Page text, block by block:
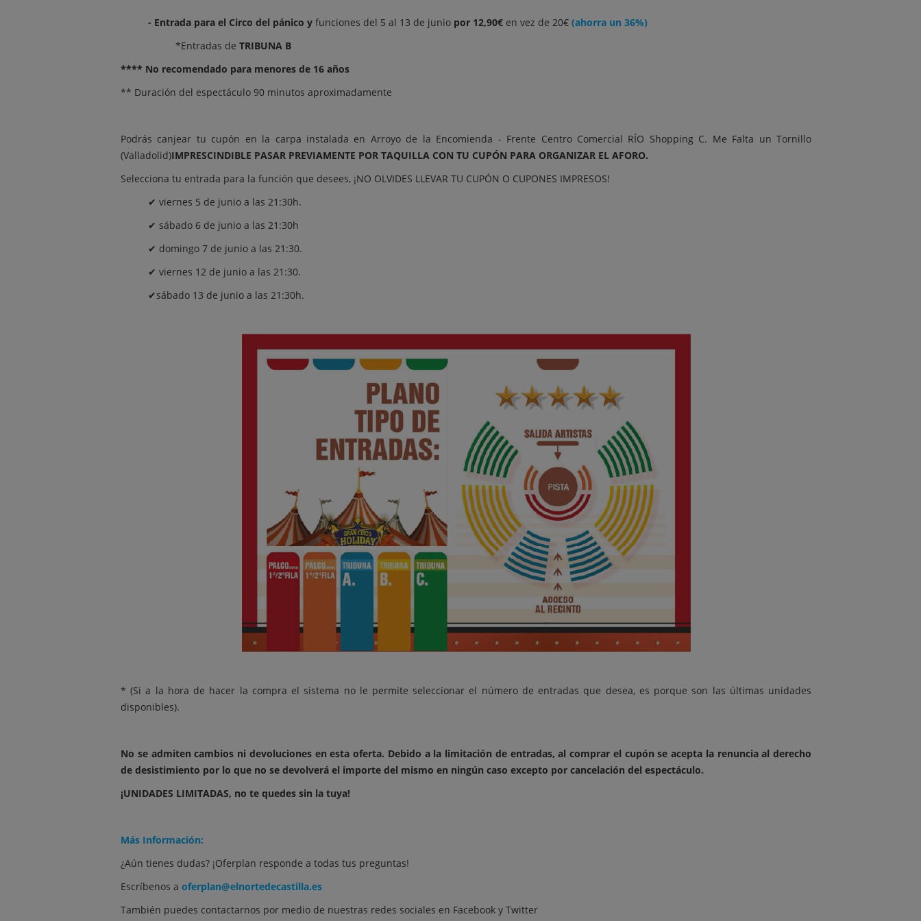
- Entrada para el Circo del pánico y funciones del 5 al 13 de junio por 12,90€ en vez de 20€ (ahorra un 36%)
*Entradas de TRIBUNA B
**** No recomendado para menores de 16 años
** Duración del espectáculo 90 minutos aproximadamente
Podrás canjear tu cupón en la carpa instalada en Arroyo de la Encomienda - Frente Centro Comercial RÍO Shopping C. Me Falta un Tornillo
(Valladolid)IMPRESCINDIBLE PASAR PREVIAMENTE POR TAQUILLA CON TU CUPÓN PARA ORGANIZAR EL AFORO.
Selecciona tu entrada para la función que desees, ¡NO OLVIDES LLEVAR TU CUPÓN O CUPONES IMPRESOS!
✔ viernes 5 de junio a las 21:30h.
✔ sábado 6 de junio a las 21:30h
✔ domingo 7 de junio a las 21:30.
✔ viernes 12 de junio a las 21:30.
✔sábado 13 de junio a las 21:30h.
* (Si a la hora de hacer la compra el sistema no le permite seleccionar el número de entradas que desea, es porque son las últimas unidades
disponibles).
No se admiten cambios ni devoluciones en esta oferta. Debido a la limitación de entradas, al comprar el cupón se acepta la renuncia al derecho
de desistimiento por lo que no se devolverá el importe del mismo en ningún caso excepto por cancelación del espectáculo.
¡UNIDADES LIMITADAS, no te quedes sin la tuya!
Más Información:
¿Aún tienes dudas? ¡Oferplan responde a todas tus preguntas!
Escríbenos a oferplan@elnortedecastilla.es
También puedes contactarnos por medio de nuestras redes sociales en Facebook y Twitter